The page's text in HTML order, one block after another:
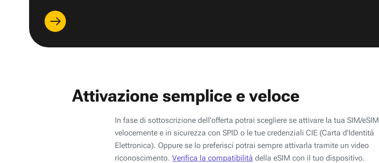
Attivazione semplice e veloce
In fase di sottoscrizione dell'offerta potrai scegliere se attivare la tua SIM/eSIM
velocemente e in sicurezza con SPID o le tue credenziali CIE (Carta d'Identità
Elettronica). Oppure se lo preferisci potrai sempre attivarla tramite un video
riconoscimento. Verifica la compatibilità della eSIM con il tuo dispositivo.